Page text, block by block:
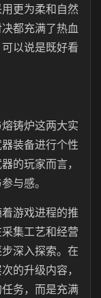
更为柔和自然
都充满了热血
以说是既好看
铸炉这两大实
装备进行个性
的玩家而言，
与感。
游戏进程的推
集工艺和经营
深入探索。在
的升级内容，
务，而是充满